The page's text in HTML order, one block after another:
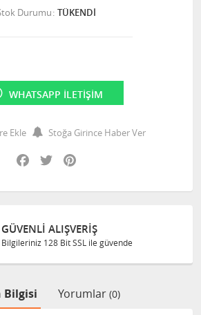
Durumu TÜKENDİ
WHATSAPP İLETIŞIM
Ekle
Stoğa Girince Haber Ver
Facebook
Twitter
GÜVENLI ALIŞVERIŞ
Bilgileriniz 128 Bit SSL ile güvende
Bilgisi Yorumlar (0)